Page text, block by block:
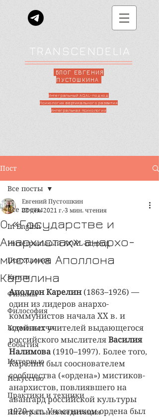
TRANSCENDELIA
БЛОГ ЕВГЕНИЯ
ПУСТОШКИНА
Интегральный AQAL-подход
Психология вертикального развития
Интегральная психология
Пост
Все посты
In English
Интегральный AQAL-подход
Психология
Книги
Фильмы
Философия
Космоскетчи
События
Интервью
Искусство
Практики и техники
Интегральная медитация
Все посты
О «Государстве и
Анархистах» анархо-
мистика Аполлона
Карелина
Евгений Пустошкин
22 дек. 2021 г. 3 мин. чтения
Аполлон Карелин (1863–1926) —
один из лидеров анархо-
коммунистов начала XX в. и
идейных учителей выдающегося
российского мыслителя Василия
Налимова (1910–1997). Более того,
Карелин был сооснователем
сообщества («ордена») мистиков-
анархистов, повлиявшего на
авангард российской культуры
1920-х гг. Участником ордена был